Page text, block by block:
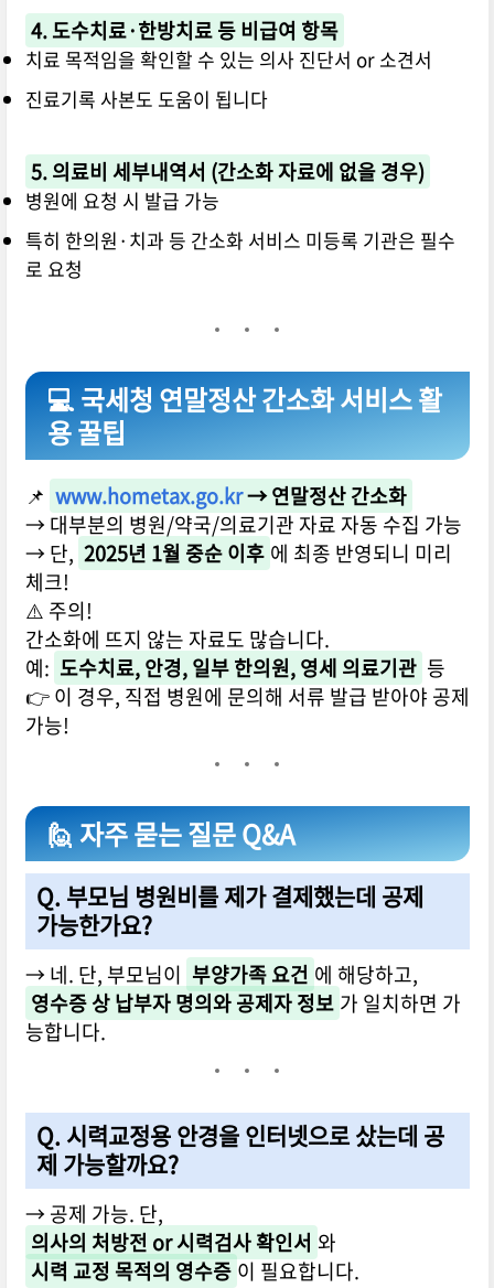
4. 도수치료·한방치료 등 비급여 항목
치료 목적임을 확인할 수 있는 의사 진단서 or 소견서
진료기록 사본도 도움이 됩니다
5. 의료비 세부내역서 (간소화 자료에 없을 경우)
병원에 요청 시 발급 가능
특히 한의원·치과 등 간소화 서비스 미등록 기관은 필수
로 요청
💻 국세청 연말정산 간소화 서비스 활
용 꿀팁
📌 www.hometax.go.kr→ 연말정산 간소화
→ 대부분의 병원/약국/의료기관 자료 자동 수집 가능
→ 단, 2025년 1월 중순 이후 에 최종 반영되니 미리
체크!
⚠️ 주의!
간소화에 뜨지 않는 자료도 많습니다.
예: 도수치료, 안경, 일부 한의원, 영세 의료기관 등
👉 이 경우, 직접 병원에 문의해 서류 발급 받아야 공제
가능!
🙋 자주 묻는 질문 Q&A
Q. 부모님 병원비를 제가 결제했는데 공제
가능한가요?
→ 네. 단, 부모님이 부양가족 요건 에 해당하고,
영수증 상 납부자 명의와 공제자 정보 가 일치하면 가
능합니다.
Q. 시력교정용 안경을 인터넷으로 샀는데 공
제 가능할까요?
→ 공제 가능. 단,
의사의 처방전 or 시력검사 확인서 와
시력 교정 목적의 영수증 이 필요합니다.